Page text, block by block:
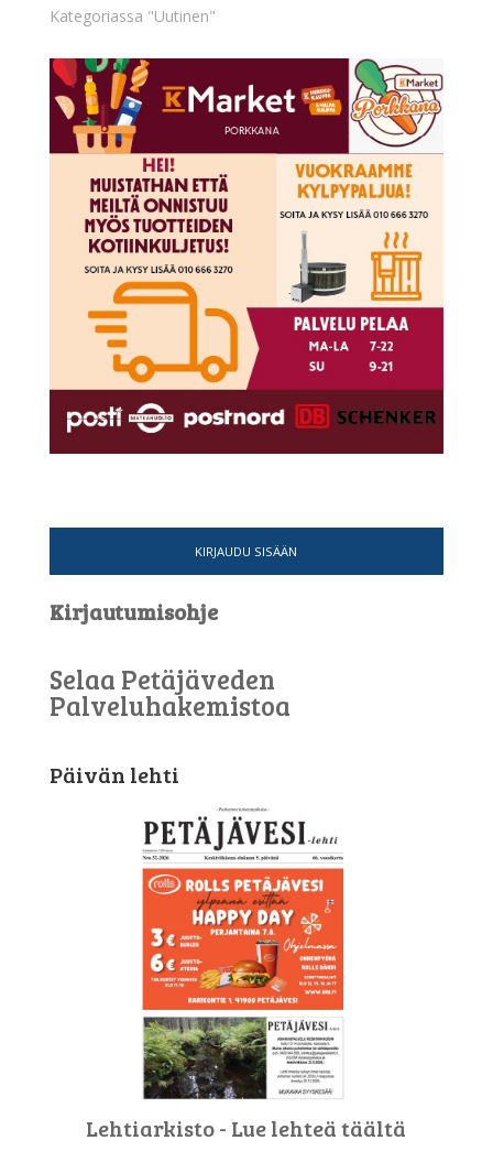
Kategoriassa "Uutinen"
KIRJAUDU SISÄÄN
Kirjautumisohje
Selaa Petäjäveden
Palveluhakemistoa
Päivän lehti
Lehtiarkisto - Lue lehteä täältä